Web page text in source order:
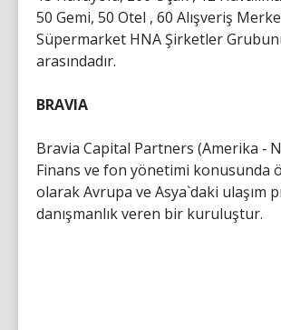
50 Gemi, 50 Otel , 60 Alışveriş
Süpermarket HNA Şirketler
arasındadır.
BRAVIA
Bravia Capital Partners (Amerika ‐
Finans ve fon yönetimi konusunda
olarak Avrupa ve Asya`daki ulaşım
danışmanlık veren bir kuruluştur.